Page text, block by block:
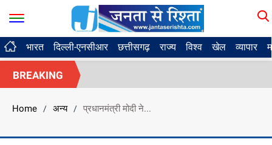
भारत दिल्ली-एनसीआर छत्तीसगढ़ राज्य विश्व खेल व्यापार
BREAKING
Home / अन्य / प्रधानमंत्री मोदी ने...